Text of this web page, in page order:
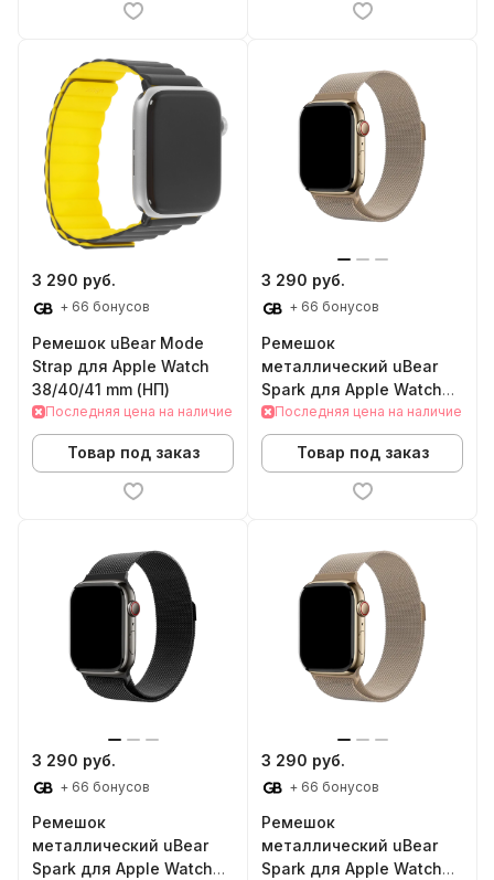
3 290 руб.
+ 66 бонусов
Ремешок uBear Mode
Strap для Apple Watch
38/40/41 mm (НП)
Последняя цена на наличие
Товар под заказ
3 290 руб.
+ 66 бонусов
Ремешок
металлический uBear
Spark для Apple Watch
44/45/46/49mm (M/L,
Gold)
Последняя цена на наличие
Товар под заказ
3 290 руб.
+ 66 бонусов
Ремешок
металлический uBear
Spark для Apple Watch
3 290 руб.
+ 66 бонусов
Ремешок
металлический uBear
Spark для Apple Watch